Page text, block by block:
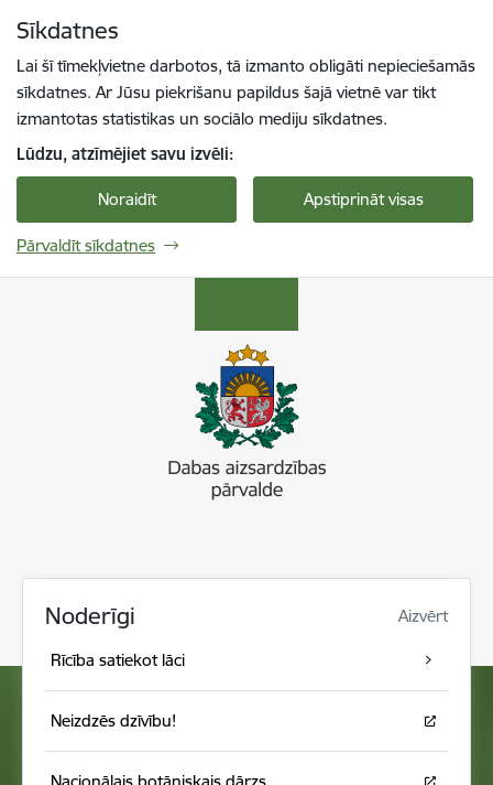
Sīkdatnes
Lai šī tīmekļvietne darbotos, tā izmanto obligāti nepieciešamās
sīkdatnes. Ar Jūsu piekrišanu papildus šajā vietnē var tikt
izmantotas statistikas un sociālo mediju sīkdatnes.
Lūdzu, atzīmējiet savu izvēli:
Noraidīt Apstiprināt visas
Pārvaldīt sīkdatnes
Noderīgi Aizvērt
Rīcība satiekot lāci
Neizdzēs dzīvību!